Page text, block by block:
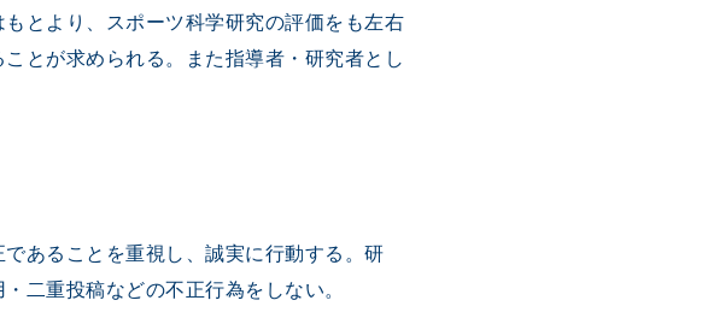
とより、スポーツ科学研究の評価をも左右
とが求められる。また指導者・研究者とし
あることを重視し、誠実に行動する。研
二重投稿などの不正行為をしない。